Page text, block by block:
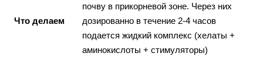
Что делаем
почву в прикорневой зоне. Через них
дозированно в течение 2-4 часов
подается жидкий комплекс (хелаты +
аминокислоты + стимуляторы)